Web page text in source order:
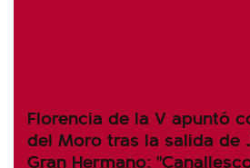
Florencia de la V apuntó
del Moro tras la salida de
Gran Hermano: